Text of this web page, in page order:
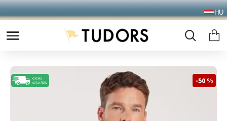
10.000 Ft FELETT INGYENES SZÁLLÍTÁS
FOXPOST CSOMAGAUTOMATÁBA !
HU
-50 %